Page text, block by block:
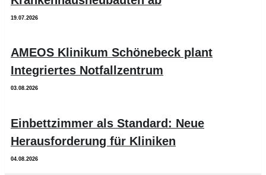
19.07.2026
AMEOS Klinikum Schönebeck plant
Integriertes Notfallzentrum
03.08.2026
Einbettzimmer als Standard: Neue
Herausforderung für Kliniken
04.08.2026